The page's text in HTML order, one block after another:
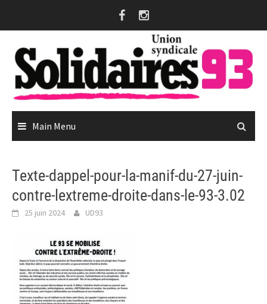
Main Menu
Texte-dappel-pour-la-manif-du-27-juin-
contre-lextreme-droite-dans-le-93-3.02
25 juin 2024 UD93